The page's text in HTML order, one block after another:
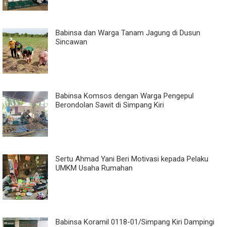
Babinsa dan Warga Tanam Jagung di Dusun
Sincawan
Babinsa Komsos dengan Warga Pengepul
Berondolan Sawit di Simpang Kiri
Sertu Ahmad Yani Beri Motivasi kepada Pelaku
UMKM Usaha Rumahan
Babinsa Koramil 0118-01/Simpang Kiri Dampingi